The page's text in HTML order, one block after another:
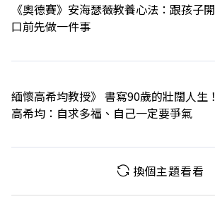
《奧德賽》安海瑟薇教養心法：跟孩子開
口前先做一件事
緬懷高希均教授》 書寫90歲的壯闊人生！
高希均：自求多福、自己一定要爭氣
換個主題看看